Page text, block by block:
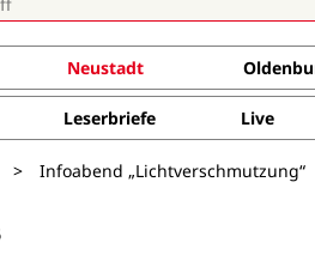
Neustadt
Leserbriefe Live
> Infoabend „Lichtverschmutzung“